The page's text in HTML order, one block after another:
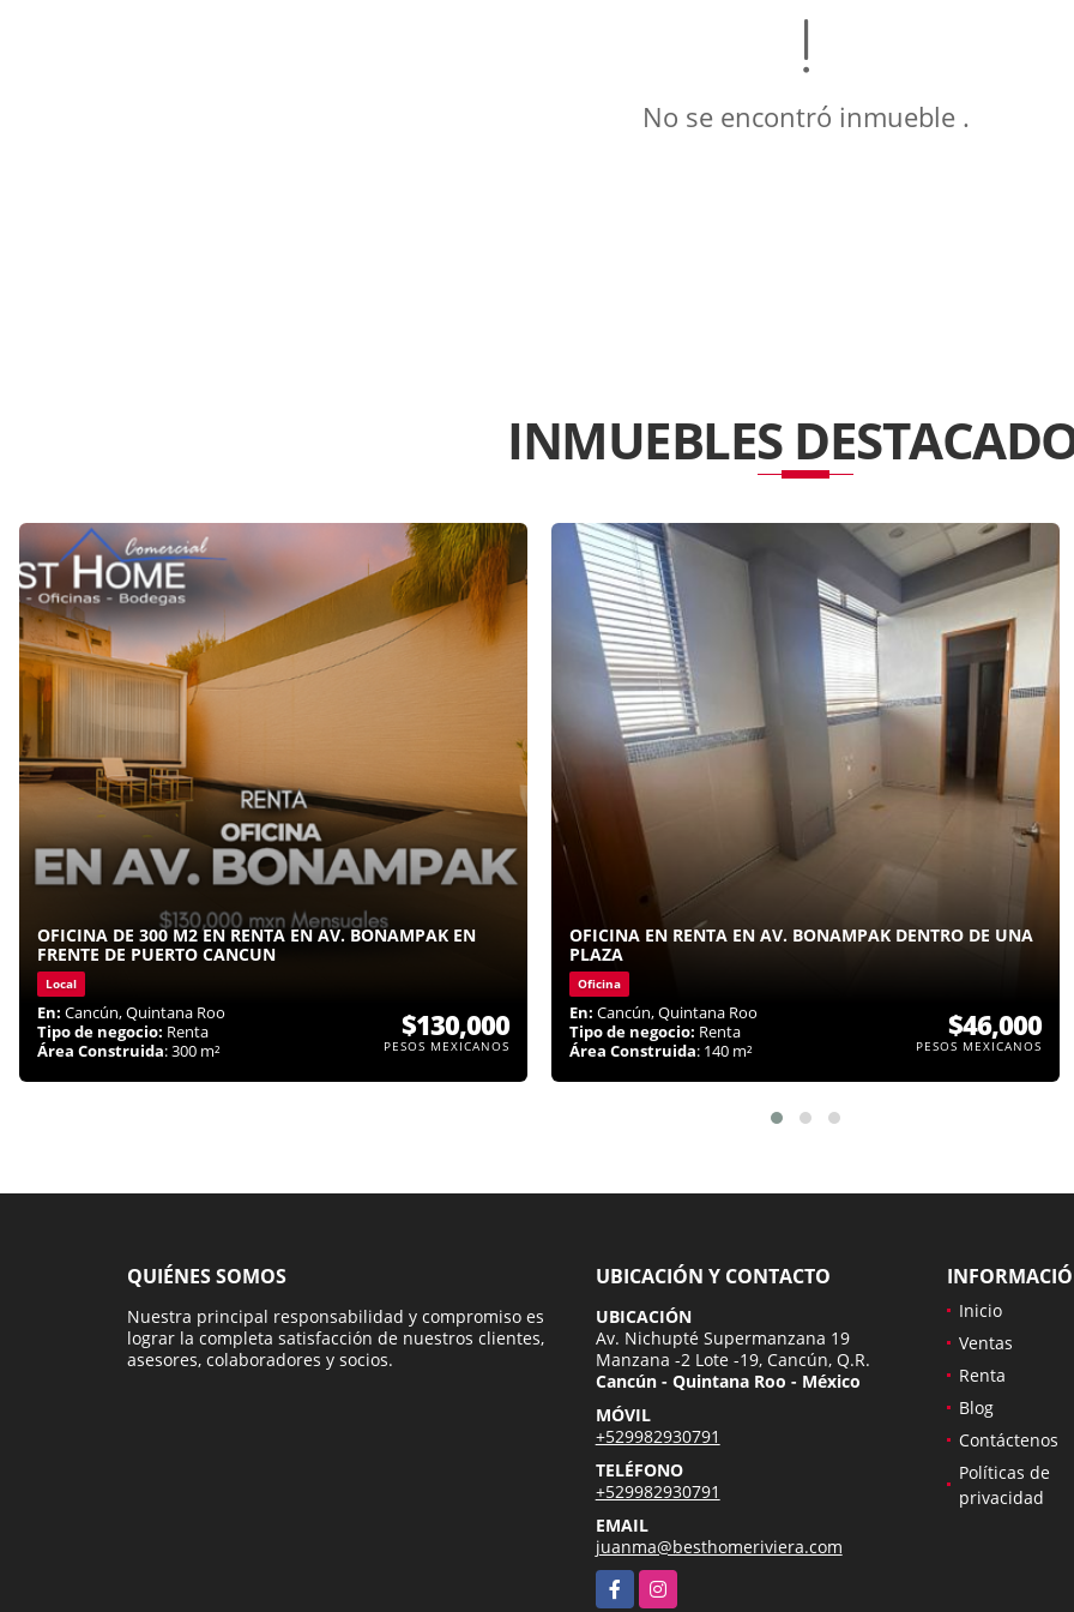
No se encontró inmueble .
INMUEBLES
OFICINA DE 300 M2 EN RENTA EN AV. BONAMPAK EN
FRENTE DE PUERTO CANCUN
Local
En: Cancún, Quintana Roo
Tipo de negocio: Renta
Área Construida: 300 m²
$130,000
PESOS MEXICANOS
OFICINA EN RENTA EN AV. BONAMPAK DENTRO DE UNA
PLAZA
Oficina
En: Cancún, Quintana Roo
Tipo de negocio: Renta
Área Construida: 140 m²
$46,000
PESOS MEXICANOS
QUIÉNES SOMOS
Nuestra principal responsabilidad y compromiso es
lograr la completa satisfacción de nuestros clientes,
asesores, colaboradores y socios.
UBICACIÓN Y CONTACTO
UBICACIÓN
Av. Nichupté Supermanzana 19
Manzana -2 Lote -19, Cancún, Q.R.
Cancún - Quintana Roo - México
MÓVIL
+529982930791
TELÉFONO
+529982930791
EMAIL
juanma@besthomeriviera.com
FacebookInstagram
Inicio
Ventas
Renta
Blog
Contáctenos
Políticas de
privacidad